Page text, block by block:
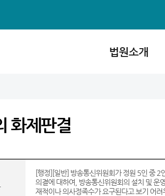
법원소개
화제판결
[행정][일반] 방송통신위원회가 정원 5인 중 2
의결에 대하여, 방송통신위원회의 설치 및 운
재적이나 의사정족수가 요구된다고 보기 어